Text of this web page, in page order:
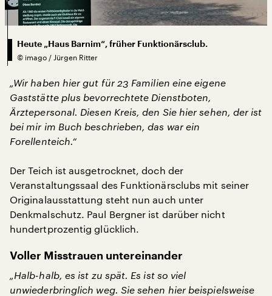
Heute „Haus Barnim“, früher Funktionärsclub.
© imago / Jürgen Ritter
„Wir haben hier gut für 23 Familien eine eigene
Gaststätte plus bevorrechtete Dienstboten,
Ärztepersonal. Diesen Kreis, den Sie hier sehen, der ist
bei mir im Buch beschrieben, das war ein
Forellenteich.“
Der Teich ist ausgetrocknet, doch der
Veranstaltungssaal des Funktionärsclubs mit seiner
Originalausstattung steht nun auch unter
Denkmalschutz. Paul Bergner ist darüber nicht
hundertprozentig glücklich.
Voller Misstrauen untereinander
„Halb-halb, es ist zu spät. Es ist so viel
unwiederbringlich weg. Sie sehen hier beispielsweise